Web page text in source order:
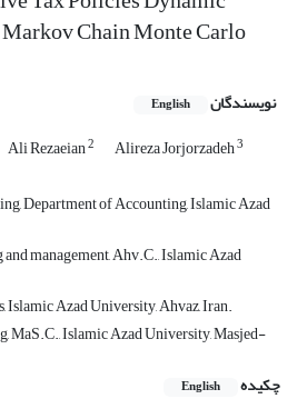
Chain Monte Carlo
نویسندگان English
Ali Rezaeian2 Alireza Jorjorzadeh3
Department of Accounting, Islamic Azad
management, Ahv.C., Islamic Azad
Islamic Azad University, Ahvaz, Iran.
MaS.C., Islamic Azad University, Masjed-
چکیده
English